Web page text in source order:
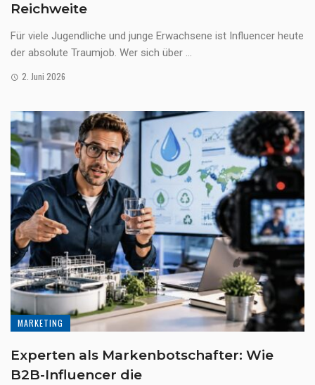
Reichweite
Für viele Jugendliche und junge Erwachsene ist Influencer heute
der absolute Traumjob. Wer sich über ...
2. Juni 2026
MARKETING
Experten als Markenbotschafter: Wie
B2B-Influencer die